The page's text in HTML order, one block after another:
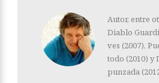
Autor, entre
Diablo
ves (2007),
todo (2010) y
punzada